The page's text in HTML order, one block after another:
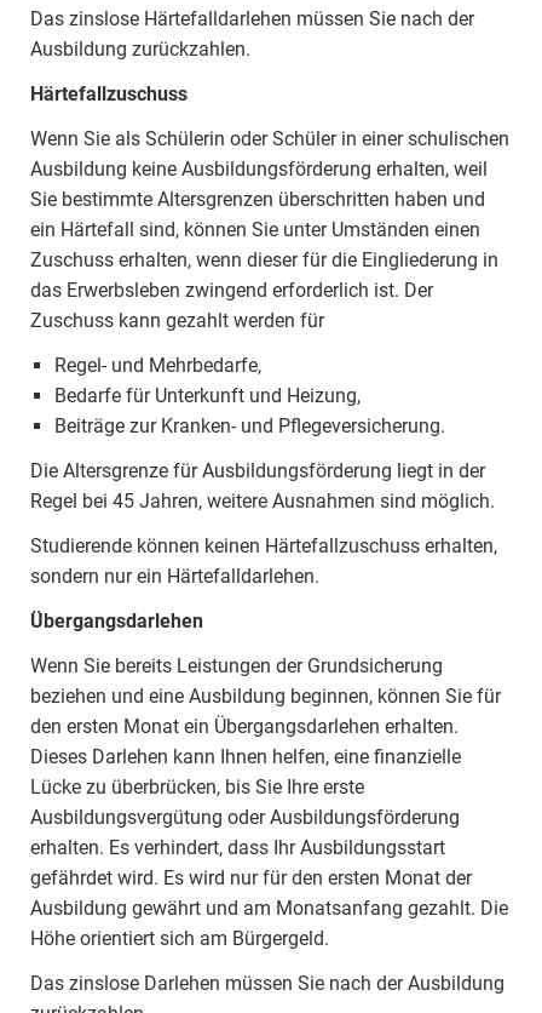
Das zinslose Härtefalldarlehen müssen Sie nach der
Ausbildung zurückzahlen.
Härtefallzuschuss
Wenn Sie als Schülerin oder Schüler in einer schulischen
Ausbildung keine Ausbildungsförderung erhalten, weil
Sie bestimmte Altersgrenzen überschritten haben und
ein Härtefall sind, können Sie unter Umständen einen
Zuschuss erhalten, wenn dieser für die Eingliederung in
das Erwerbsleben zwingend erforderlich ist. Der
Zuschuss kann gezahlt werden für
Regel- und Mehrbedarfe,
Bedarfe für Unterkunft und Heizung,
Beiträge zur Kranken- und Pflegeversicherung.
Die Altersgrenze für Ausbildungsförderung liegt in der
Regel bei 45 Jahren, weitere Ausnahmen sind möglich.
Studierende können keinen Härtefallzuschuss erhalten,
sondern nur ein Härtefalldarlehen.
Übergangsdarlehen
Wenn Sie bereits Leistungen der Grundsicherung
beziehen und eine Ausbildung beginnen, können Sie für
den ersten Monat ein Übergangsdarlehen erhalten.
Dieses Darlehen kann Ihnen helfen, eine finanzielle
Lücke zu überbrücken, bis Sie Ihre erste
Ausbildungsvergütung oder Ausbildungsförderung
erhalten. Es verhindert, dass Ihr Ausbildungsstart
gefährdet wird. Es wird nur für den ersten Monat der
Ausbildung gewährt und am Monatsanfang gezahlt. Die
Höhe orientiert sich am Bürgergeld.
Das zinslose Darlehen müssen Sie nach der Ausbildung